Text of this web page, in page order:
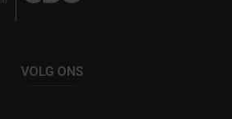
VOLG ONS